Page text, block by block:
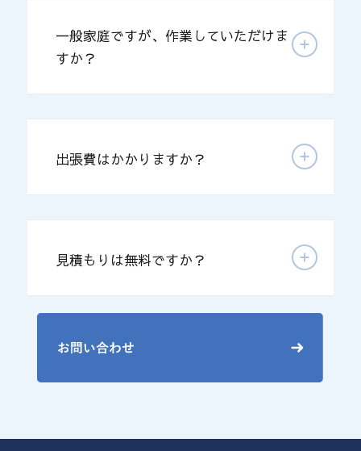
一般家庭ですが、作業していただけま
すか？
出張費はかかりますか？
見積もりは無料ですか？